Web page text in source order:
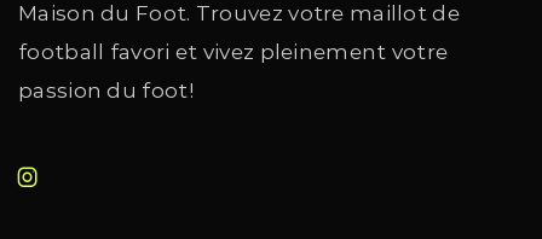
Maison du Foot. Trouvez votre maillot de
football favori et vivez pleinement votre
passion du foot!